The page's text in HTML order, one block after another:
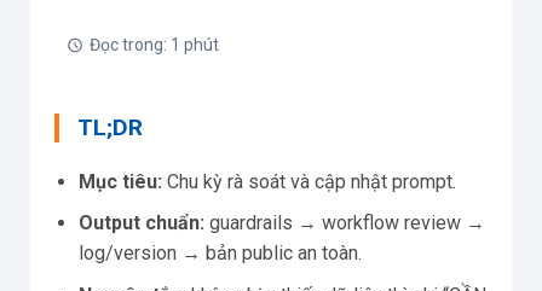
Đọc trong: 1 phút
TL;DR
Mục tiêu: Chu kỳ rà soát và cập nhật prompt.
Output chuẩn: guardrails → workflow review →
log/version → bản public an toàn.